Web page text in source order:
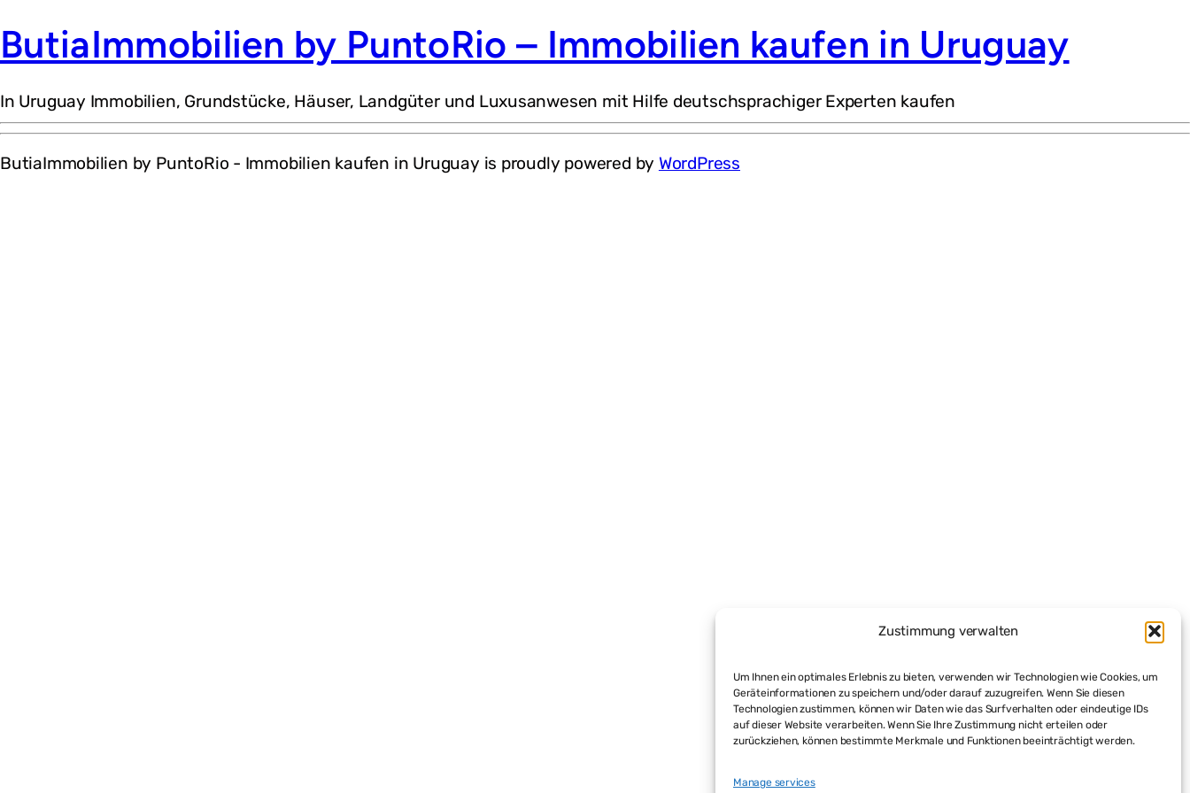
Zustimmung verwalten
Um Ihnen ein optimales Erlebnis zu bieten, verwenden wir Technologien wie Cookies, um
Geräteinformationen zu speichern und/oder darauf zuzugreifen. Wenn Sie diesen
Technologien zustimmen, können wir Daten wie das Surfverhalten oder eindeutige IDs
auf dieser Website verarbeiten. Wenn Sie Ihre Zustimmung nicht erteilen oder
zurückziehen, können bestimmte Merkmale und Funktionen beeinträchtigt werden.
Manage services
ButiaImmobilien by PuntoRio – Immobilien kaufen in Uruguay
In Uruguay Immobilien, Grundstücke, Häuser, Landgüter und Luxusanwesen mit Hilfe deutschsprachiger Experten kaufen
ButiaImmobilien by PuntoRio - Immobilien kaufen in Uruguay is proudly powered by WordPress